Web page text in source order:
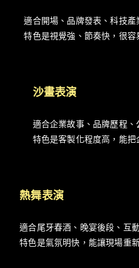
適合開場、品牌發表、科技產
特色是視覺強、節奏快，很容
沙畫表演
適合企業故事、品牌歷程、
特色是客製化程度高，能把
熱舞表演
適合尾牙春酒、晚宴後段、互
特色是氣氛明快，能讓現場重